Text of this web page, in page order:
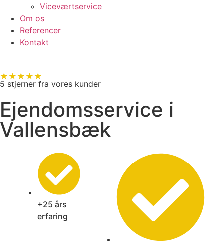
Viceværtservice
Om os
Referencer
Kontakt
★★★★★
5 stjerner fra vores kunder
Ejendomsservice i
Vallensbæk
+25 års
erfaring